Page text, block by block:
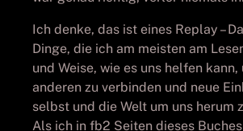
Ich denke, das ist eines Replay –
Dinge, die ich am meisten am
und Weise, wie es uns helfen kann,
anderen zu verbinden und neue
selbst und die Welt um uns herum
Als ich in fb2 Seiten dieses